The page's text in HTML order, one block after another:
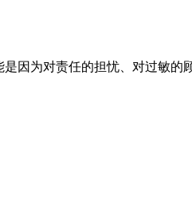
因为对责任的担忧、对过敏